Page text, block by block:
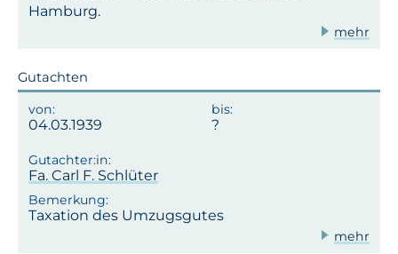
Hamburg.
mehr
Gutachten
04.03.1939
Fa. Carl F. Schlüter
Taxation des Umzugsgutes
mehr